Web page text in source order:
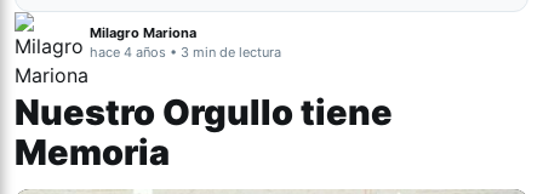
Milagro Mariona
hace 4 años • 3 min de lectura
Nuestro Orgullo tiene
Memoria